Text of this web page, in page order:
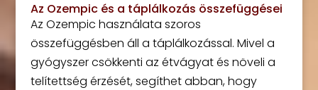
Az Ozempic és a táplálkozás összefüggései
Az Ozempic használata szoros
összefüggésben áll a táplálkozással. Mivel a
gyógyszer csökkenti az étvágyat és növeli a
telítettség érzését, segíthet abban, hogy